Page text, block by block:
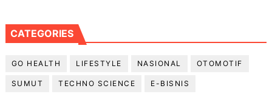
CATEGORIES
GO HEALTH LIFESTYLE NASIONAL OTOMOTIF
SUMUT TECHNO SCIENCE E-BISNIS